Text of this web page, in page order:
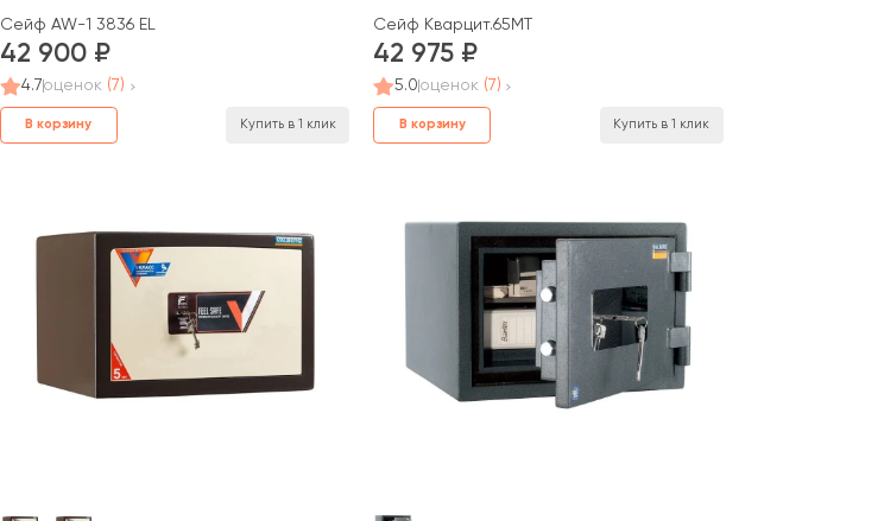
Сейф AW-1 3836 EL
42 900
4.7оценок (7)
В корзину Купить в 1 клик
Сейф Кварцит.65MT
42 975
5.0 оценок (7)
В корзину Купить в 1 клик